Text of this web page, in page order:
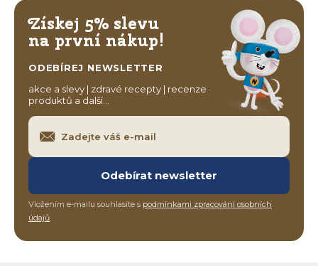
Získej 5% slevu
na první nákup!
ODEBÍREJ NEWSLETTER
akce a slevy | zdravé recepty | recenze
produktů a další…
Odebírat newsletter
Vložením e-mailu souhlasíte s podmínkami zpracování osobních
údajů.